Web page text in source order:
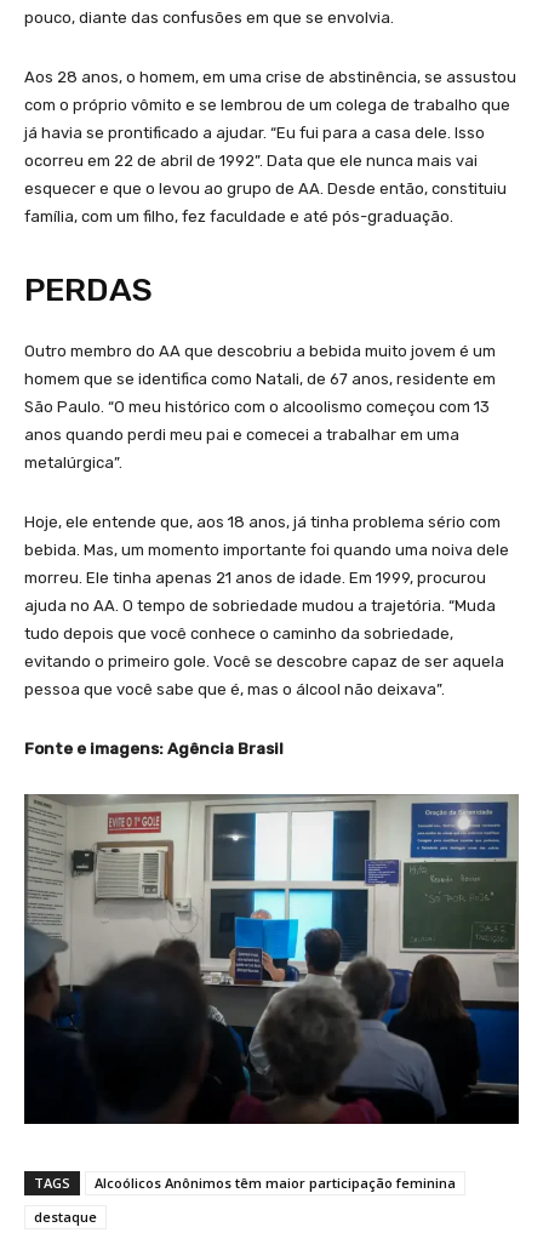
pouco, diante das confusões em que se envolvia.
Aos 28 anos, o homem, em uma crise de abstinência, se assustou
com o próprio vômito e se lembrou de um colega de trabalho que
já havia se prontificado a ajudar. “Eu fui para a casa dele. Isso
ocorreu em 22 de abril de 1992”. Data que ele nunca mais vai
esquecer e que o levou ao grupo de AA. Desde então, constituiu
família, com um filho, fez faculdade e até pós-graduação.
PERDAS
Outro membro do AA que descobriu a bebida muito jovem é um
homem que se identifica como Natali, de 67 anos, residente em
São Paulo. “O meu histórico com o alcoolismo começou com 13
anos quando perdi meu pai e comecei a trabalhar em uma
metalúrgica”.
Hoje, ele entende que, aos 18 anos, já tinha problema sério com
bebida. Mas, um momento importante foi quando uma noiva dele
morreu. Ele tinha apenas 21 anos de idade. Em 1999, procurou
ajuda no AA. O tempo de sobriedade mudou a trajetória. “Muda
tudo depois que você conhece o caminho da sobriedade,
evitando o primeiro gole. Você se descobre capaz de ser aquela
pessoa que você sabe que é, mas o álcool não deixava”.
Fonte e imagens: Agência Brasil
TAGS
Alcoólicos Anônimos têm maior participação feminina
destaque